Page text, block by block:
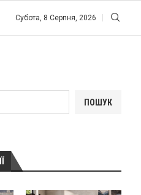
Субота, 8 Серпня, 2026
ПОШУК